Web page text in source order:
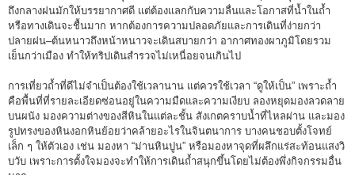
ถึงกลางฝนมักให้บรรยากาศดี แต่ต้องแลกกับความลื่นและโอกาสที่น้ำในถ้ำ
หรือทางเดินจะชื้นมาก หากต้องการความปลอดภัยและการเดินที่ง่ายกว่า
ปลายฝน–ต้นหนาวถึงหน้าหนาวจะเดินสบายกว่า อากาศทองผาภูมิโดยรวม
เย็นกว่าเมือง ทำให้ทริปเดินสำรวจไม่เหนื่อยจนเกินไป
การเที่ยวถ้ำที่ดีไม่จำเป็นต้องใช้เวลานาน แต่ควรใช้เวลา “ดูให้เป็น” เพราะถ้ำ
คือพื้นที่ที่รายละเอียดซ่อนอยู่ในความมืดและความเงียบ ลองหยุดมองลวดลาย
บนผนัง มองความต่างของสีหินในแต่ละชั้น สังเกตคราบน้ำที่ไหลผ่าน และมอง
รูปทรงของหินงอกหินย้อยว่าคล้ายอะไรในจินตนาการ บางคนชอบตั้งโจทย์
เล็ก ๆ ให้ตัวเอง เช่น มองหา “ม่านหินปูน” หรือมองหาจุดที่ผลึกแร่สะท้อนแสงวิ
บวับ เพราะการตั้งใจมองจะทำให้การเดินถ้ำสนุกขึ้นโดยไม่ต้องพึ่งกิจกรรมอื่น